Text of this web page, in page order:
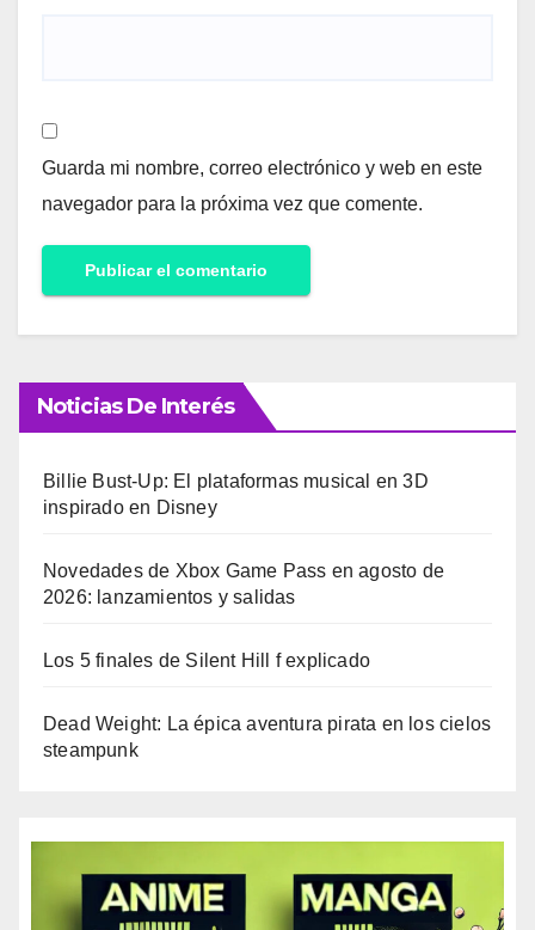
Guarda mi nombre, correo electrónico y web en este
navegador para la próxima vez que comente.
Noticias De Interés
Billie Bust-Up: El plataformas musical en 3D
inspirado en Disney
Novedades de Xbox Game Pass en agosto de
2026: lanzamientos y salidas
Los 5 finales de Silent Hill f explicado
Dead Weight: La épica aventura pirata en los cielos
steampunk